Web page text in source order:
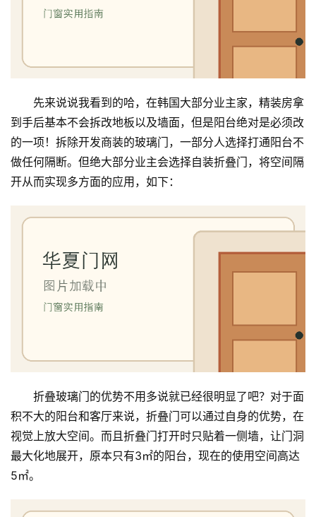
先来说说我看到的哈，在韩国大部分业主家，精装房拿
到手后基本不会拆改地板以及墙面，但是阳台绝对是必须改
的一项！拆除开发商装的玻璃门，一部分人选择打通阳台不
做任何隔断。但绝大部分业主会选择自装折叠门，将空间隔
开从而实现多方面的应用，如下：
折叠玻璃门的优势不用多说就已经很明显了吧？对于面
积不大的阳台和客厅来说，折叠门可以通过自身的优势，在
视觉上放大空间。而且折叠门打开时只贴着一侧墙，让门洞
最大化地展开，原本只有3㎡的阳台，现在的使用空间高达
5㎡。